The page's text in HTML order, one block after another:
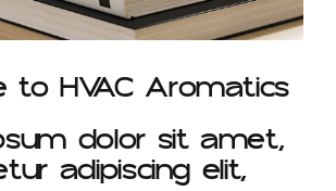
to HVAC Aromatics
dolor sit amet,
adipiscing elit,